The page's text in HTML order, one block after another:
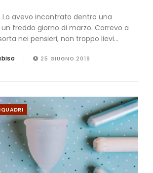
avevo incontrato dentro una
freddo giorno di marzo. Correvo a
nei pensieri, non troppo lievi...
25 GIUGNO 2019